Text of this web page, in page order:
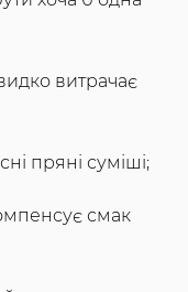
витрачає
пряні суміші;
смак